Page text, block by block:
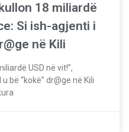
18 miliardë
Si ish-agjenti i
në Kili
USD në vit!”,
bë “kokë” dr@ge në Kili